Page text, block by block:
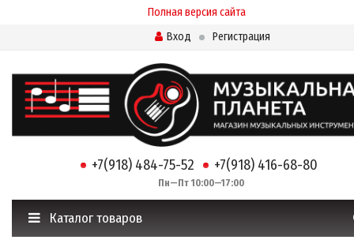
Полная версия сайта
Вход
Регистрация
+7(918) 484-75-52 +7(918) 416-68-80
Пн—Пт 10:00—17:00
Каталог товаров